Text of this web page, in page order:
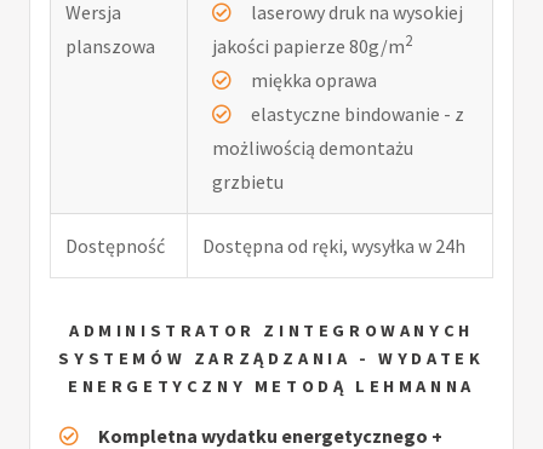
Wersja
planszowa
laserowy druk na wysokiej
jakości papierze 80g/m2
miękka oprawa
elastyczne bindowanie - z
możliwością demontażu
grzbietu
Dostępność Dostępna od ręki, wysyłka w 24h
ADMINISTRATOR ZINTEGROWANYCH
SYSTEMÓW ZARZĄDZANIA - WYDATEK
ENERGETYCZNY METODĄ LEHMANNA
Kompletna wydatku energetycznego +